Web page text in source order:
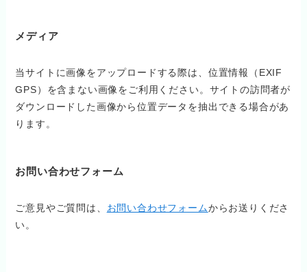
メディア
当サイトに画像をアップロードする際は、位置情報（EXIF
GPS）を含まない画像をご利用ください。サイトの訪問者が
ダウンロードした画像から位置データを抽出できる場合があ
ります。
お問い合わせフォーム
ご意見やご質問は、 お問い合わせフォームからお送りくださ
い。